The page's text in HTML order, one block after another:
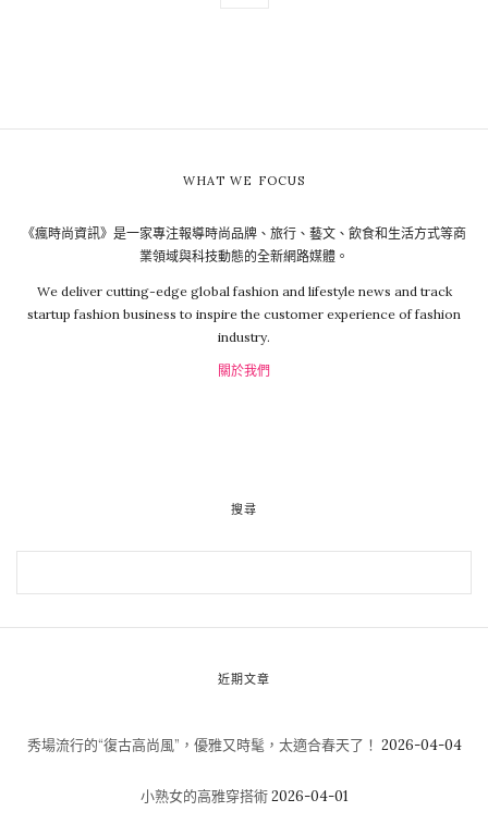
WHAT WE FOCUS
《瘋時尚資訊》是一家專注報導時尚品牌、旅行、藝文、飲食和生活方式等商
業領域與科技動態的全新網路媒體。
We deliver cutting-edge global fashion and lifestyle news and track
startup fashion business to inspire the customer experience of fashion
industry.
關於我們
搜尋
近期文章
秀場流行的“復古高尚風”，優雅又時髦，太適合春天了！ 2026-04-04
小熟女的高雅穿搭術 2026-04-01